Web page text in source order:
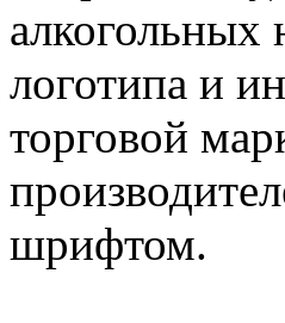
алкогольных
логотипа и
торговой
шрифтом.